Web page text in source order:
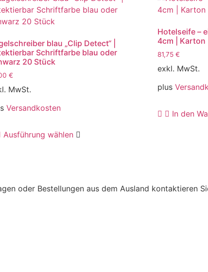
blau „Clip Detect“ |
Schriftfarbe blau oder
20 Stück
€
MwSt.
Versandkosten
Ausführung wählen
Hotelseife –
4cm |
81,75€
exkl. MwSt.
plus
In den
oder Bestellungen aus dem Ausland kontaktieren